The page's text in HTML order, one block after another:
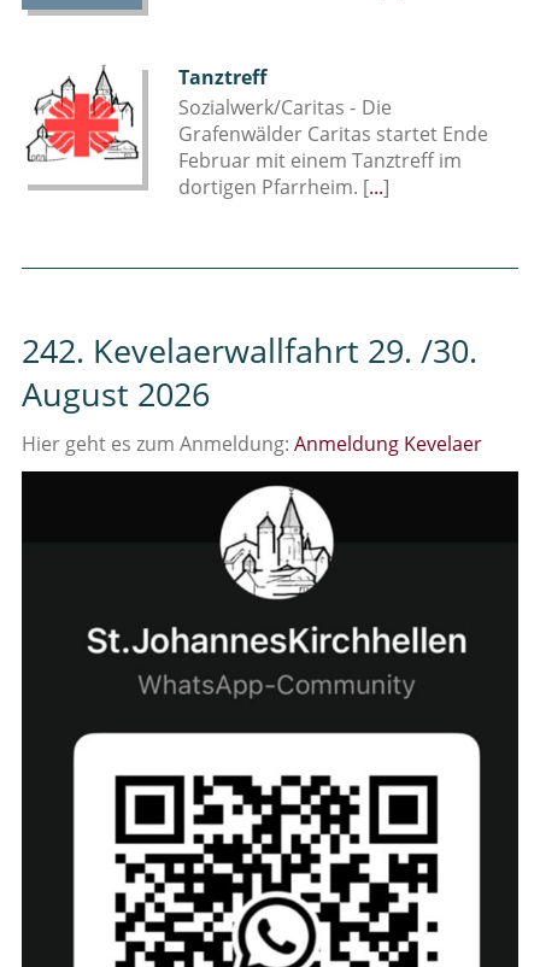
Tanztreff
Sozialwerk/Caritas - Die
Grafenwälder Caritas startet Ende
Februar mit einem Tanztreff im
dortigen Pfarrheim. [...]
242. Kevelaerwallfahrt 29. /30.
August 2026
Hier geht es zum Anmeldung: Anmeldung Kevelaer